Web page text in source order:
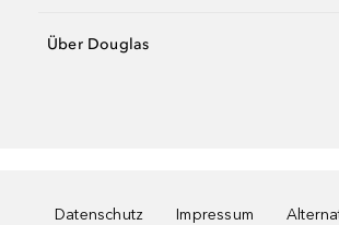
Über Douglas
Datenschutz Impressum